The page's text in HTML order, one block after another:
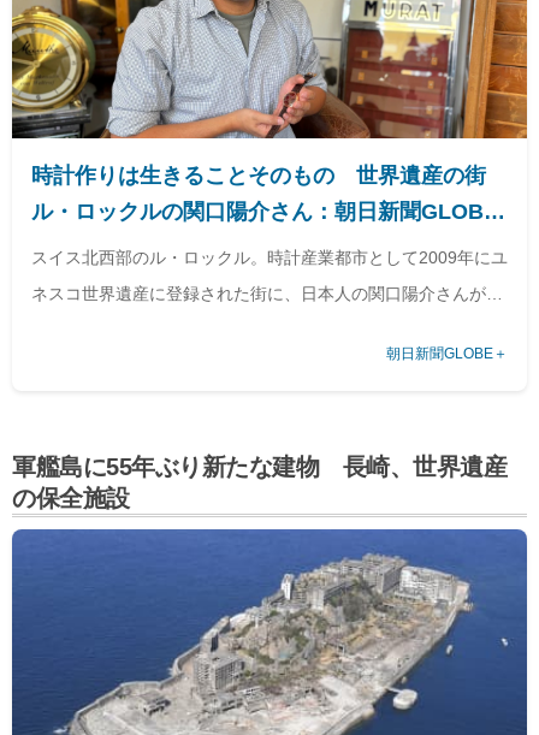
時計作りは生きることそのもの 世界遺産の街
ル・ロックルの関口陽介さん：朝日新聞GLOBE
＋
スイス北西部のル・ロックル。時計産業都市として2009年にユ
ネスコ世界遺産に登録された街に、日本人の関口陽介さんが工
朝日新聞GLOBE＋
軍艦島に55年ぶり新たな建物 長崎、世界遺産
の保全施設